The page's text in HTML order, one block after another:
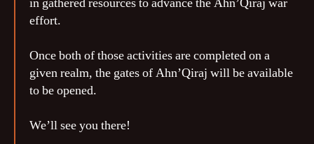
in gathered resources to advance the Ahn’Qiraj war
effort.
Once both of those activities are completed on a
given realm, the gates of Ahn’Qiraj will be available
to be opened.
We’ll see you there!